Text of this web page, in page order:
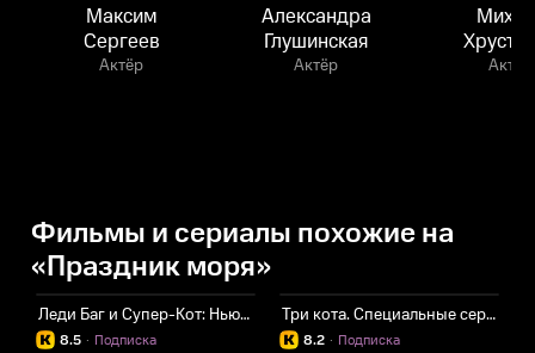
Максим
Сергеев
Актёр
Александра
Глушинская
Актёр Актёр
Фильмы и сериалы похожие на
«Праздник моря»
Леди Баг и Супер-Кот: Нью-Йорк. Союз героев
8.5 Подписка
·
Три кота. Специальные серии
8.2 Подписка
·